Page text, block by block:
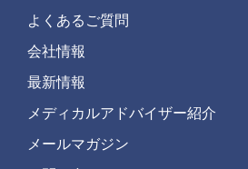
よくあるご質問
会社情報
最新情報
メディカルアドバイザー紹介
メールマガジン